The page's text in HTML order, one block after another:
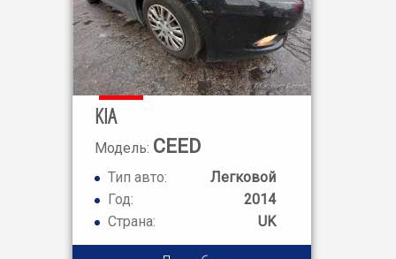
KIA
Модель: CEED
CRDI 1
Тип авто:
Легковой
Год:
2014
Страна:
UK